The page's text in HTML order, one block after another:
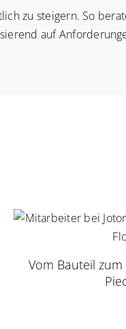
zu steigern. So
auf
Vom Bauteil